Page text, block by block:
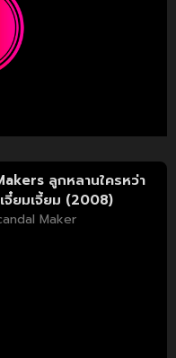
ลูกหลานใครหว่า
จี๋ยมเจี้ยม (2008)
Maker